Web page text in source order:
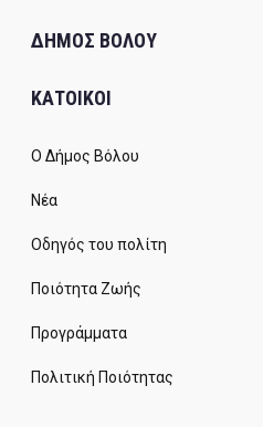
ΔΗΜΟΣ ΒΟΛΟΥ
ΚΑΤΟΙΚΟΙ
Ο Δήμος Βόλου
Νέα
Οδηγός του πολίτη
Ποιότητα Ζωής
Προγράμματα
Πολιτική Ποιότητας